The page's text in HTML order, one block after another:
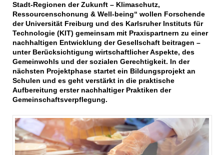
Stadt-Regionen der Zukunft – Klimaschutz,
Ressourcenschonung & Well-being“ wollen Forschende
der Universität Freiburg und des Karlsruher Instituts für
Technologie (KIT) gemeinsam mit Praxispartnern zu einer
nachhaltigen Entwicklung der Gesellschaft beitragen –
unter Berücksichtigung wirtschaftlicher Aspekte, des
Gemeinwohls und der sozialen Gerechtigkeit. In der
nächsten Projektphase startet ein Bildungsprojekt an
Schulen und es geht verstärkt in die praktische
Aufbereitung erster nachhaltiger Praktiken der
Gemeinschaftsverpflegung.